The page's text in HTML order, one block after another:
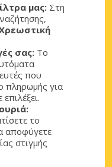
μας: Στη
σας: Το
που
πληρωμής για
το
αποφύγετε
στιγμής